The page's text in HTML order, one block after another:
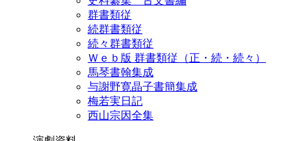
群書類従
続群書類従
続々群書類従
Ｗｅｂ版 群書類従（正・続・続々）
馬琴書翰集成
与謝野寛晶子書簡集成
梅若実日記
西山宗因全集